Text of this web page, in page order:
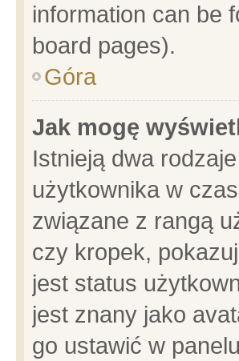
information can be
board pages).
Góra
Jak mogę
Istnieją dwa
użytkownika w
związane z rangą
czy kropek,
jest status
jest znany jako
go ustawić w